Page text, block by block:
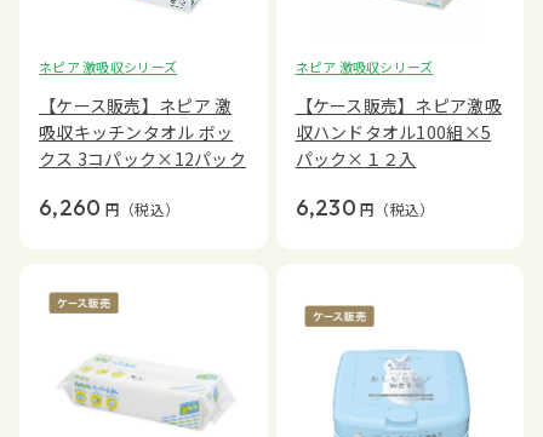
ネピア 激吸収シリーズ
【ケース販売】ネピア 激
吸収キッチンタオル ボッ
クス 3コパック×12パック
6,260 円 （税込）
ネピア 激吸収シリーズ
【ケース販売】ネピア激吸
収ハンドタオル100組×5
パック×１２入
6,230 円 （税込）